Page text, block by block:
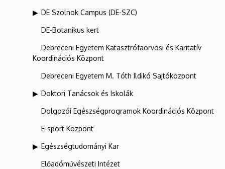
DE Szolnok Campus (DE-SZC)
DE-Botanikus kert
Debreceni Egyetem Katasztrófaorvosi és Karitatív
Koordinációs Központ
Debreceni Egyetem M. Tóth Ildikó Sajtóközpont
Doktori Tanácsok és Iskolák
Dolgozói Egészségprogramok Koordinációs Központ
E-sport Központ
Egészségtudományi Kar
Előadóművészeti Intézet